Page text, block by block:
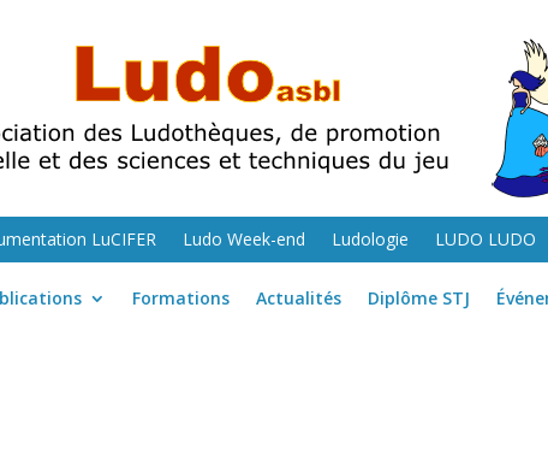
LuCIFER Ludo Week-end Ludologie LUDO LUDO
Formations Actualités Diplôme STJ